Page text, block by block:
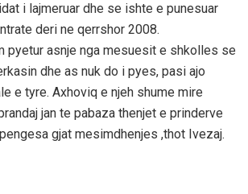
i lajmeruar dhe se ishte e punesuar
deri ne qerrshor 2008.
pyetur asnje nga mesuesit e shkolles se
dhe as nuk do i pyes, pasi ajo
e tyre. Axhoviq e njeh shume mire
jan te pabaza thenjet e prinderve
gjat mesimdhenjes ,thot Ivezaj.